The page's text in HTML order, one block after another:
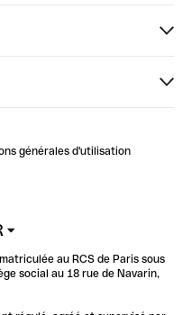
générales d'utilisation
au RCS de Paris sous
social au 18 rue de Navarin,